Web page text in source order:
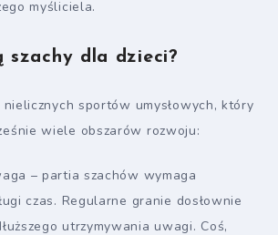
myśliciela.
szachy dla dzieci?
sportów umysłowych, który
wiele obszarów rozwoju:
– partia szachów wymaga
czas. Regularne granie dosłownie
utrzymywania uwagi. Coś,